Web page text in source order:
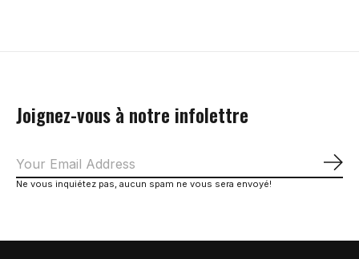
Joignez-vous à notre infolettre
Ne vous inquiétez pas, aucun spam ne vous sera envoyé!